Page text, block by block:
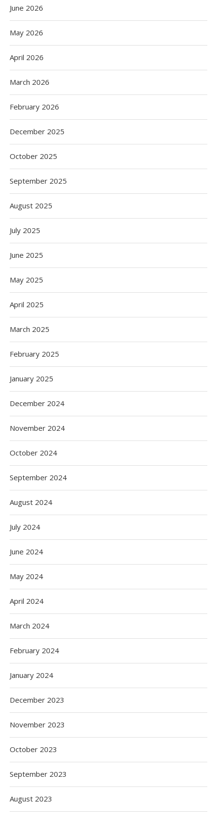
June 2026
May 2026
April 2026
March 2026
February 2026
December 2025
October 2025
September 2025
August 2025
July 2025
June 2025
May 2025
April 2025
March 2025
February 2025
January 2025
December 2024
November 2024
October 2024
September 2024
August 2024
July 2024
June 2024
May 2024
April 2024
March 2024
February 2024
January 2024
December 2023
November 2023
October 2023
September 2023
August 2023